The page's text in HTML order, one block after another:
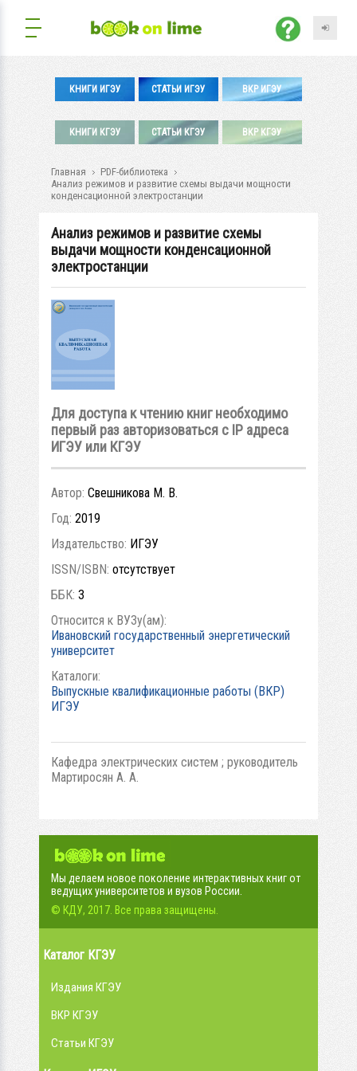
КНИГИ ИГЭУ СТАТЬИ ИГЭУ ВКР ИГЭУ
КНИГИ КГЭУ СТАТЬИ КГЭУ ВКР КГЭУ
Главная
PDF-библиотека
Анализ режимов и развитие схемы выдачи мощности
конденсационной электростанции
Анализ режимов и развитие схемы
выдачи мощности конденсационной
электростанции
Для доступа к чтению книг необходимо
первый раз авторизоваться с IP адреса
ИГЭУ или КГЭУ
Автор: Свешникова М. В.
Год: 2019
Издательство: ИГЭУ
ISSN/ISBN: отсутствует
ББК: 3
Относится к ВУЗу(ам):
Ивановский государственный энергетический
университет
Каталоги:
Выпускные квалификационные работы (ВКР)
ИГЭУ
Кафедра электрических систем ; руководитель
Мартиросян А. А.
Мы делаем новое поколение интерактивных книг от
ведущих университетов и вузов России.
© КДУ, 2017. Все права защищены.
Каталог КГЭУ
Издания КГЭУ
ВКР КГЭУ
Статьи КГЭУ